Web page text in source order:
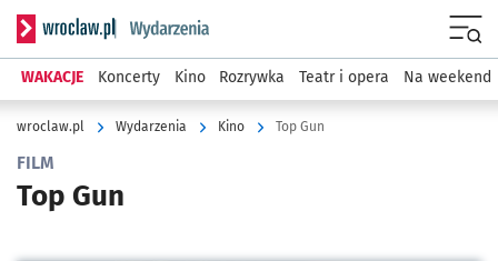
Serwis informacyjny wroclaw.pl podserwis: Wydarzenia
WAKACJE Koncerty Kino Rozrywka Teatr i opera Na weekend
wroclaw.pl Wydarzenia Kino Top Gun
FILM
Top Gun